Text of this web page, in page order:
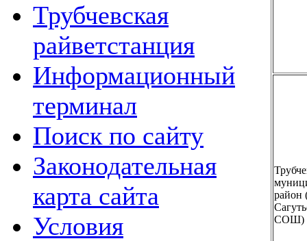
Трубчевская
райветстанция
Информационный
терминал
Поиск по сайту
Законодательная
карта сайта
Условия
СОШ)